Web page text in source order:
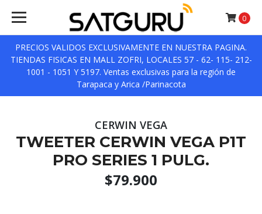
PRECIOS VALIDOS EXCLUSIVAMENTE EN NUESTRA PAGINA.
TIENDAS FISICAS EN MALL ZOFRI, LOCALES 57 - 62- 115- 212-
1001 - 1051 Y 5197. Ventas exclusivas para la región de
Tarapaca y Arica /Parinacota
0
CERWIN VEGA
TWEETER CERWIN VEGA P1T
PRO SERIES 1 PULG.
$79.900